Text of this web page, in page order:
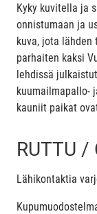
Kyky kuvitella ja
onnistumaan ja
kuva, jota
parhaiten kaksi
lehdissä
kuumailmapallo-
kauniit paikat
RUTTU /
Lähikontaktia